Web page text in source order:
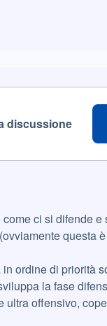
discussione
ci si difende
questa
ordine di priorità
la fase
offensivo,